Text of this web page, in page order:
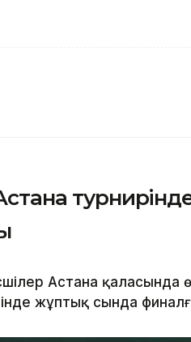
Астана қаласында
жұптық сында